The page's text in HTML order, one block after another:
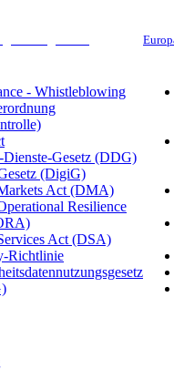
- Whistleblowing
Gesetz (DDG)
(DigiG)
Act (DMA)
Resilience
Act (DSA)
Richtlinie